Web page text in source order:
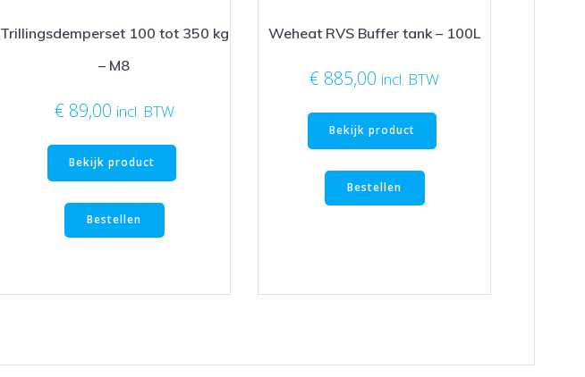
Trillingsdemperset 100 tot 350 kg
– M8
€ 89,00 incl. BTW
Bekijk product
Bestellen
Weheat RVS Buffer tank – 100L
€ 885,00 incl. BTW
Bekijk product
Bestellen